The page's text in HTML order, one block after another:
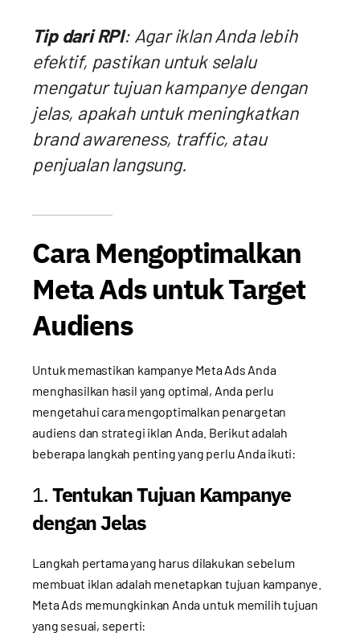
Tip dari RPI: Agar iklan Anda lebih
efektif, pastikan untuk selalu
mengatur tujuan kampanye dengan
jelas, apakah untuk meningkatkan
brand awareness, traffic, atau
penjualan langsung.
Cara Mengoptimalkan
Meta Ads untuk Target
Audiens
Untuk memastikan kampanye Meta Ads Anda
menghasilkan hasil yang optimal, Anda perlu
mengetahui cara mengoptimalkan penargetan
audiens dan strategi iklan Anda. Berikut adalah
beberapa langkah penting yang perlu Anda ikuti:
1.Tentukan Tujuan Kampanye
dengan Jelas
Langkah pertama yang harus dilakukan sebelum
membuat iklan adalah menetapkan tujuan kampanye.
Meta Ads memungkinkan Anda untuk memilih tujuan
yang sesuai, seperti: